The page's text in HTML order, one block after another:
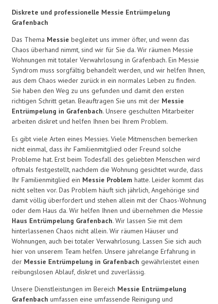
Diskrete und professionelle Messie Entrümpelung
Grafenbach
Das Thema Messie begleitet uns immer öfter, und wenn das
Chaos überhand nimmt, sind wir für Sie da. Wir räumen Messie
Wohnungen mit totaler Verwahrlosung in Grafenbach. Ein Messie
Syndrom muss sorgfältig behandelt werden, und wir helfen Ihnen,
aus dem Chaos wieder zurück in ein normales Leben zu finden.
Sie haben den Weg zu uns gefunden und damit den ersten
richtigen Schritt getan. Beauftragen Sie uns mit der Messie
Entrümpelung in Grafenbach. Unsere geschulten Mitarbeiter
arbeiten diskret und helfen Ihnen bei Ihrem Problem.
Es gibt viele Arten eines Messies. Viele Mitmenschen bemerken
nicht einmal, dass ihr Familienmitglied oder Freund solche
Probleme hat. Erst beim Todesfall des geliebten Menschen wird
oftmals festgestellt, nachdem die Wohnung gesichtet wurde, dass
Ihr Familienmitglied ein Messie Problem hatte. Leider kommt das
nicht selten vor. Das Problem häuft sich jährlich, Angehörige sind
damit völlig überfordert und stehen allein mit der Chaos-Wohnung
oder dem Haus da. Wir helfen Ihnen und übernehmen die Messie
Haus Entrümpelung Grafenbach. Wir lassen Sie mit dem
hinterlassenen Chaos nicht allein. Wir räumen Häuser und
Wohnungen, auch bei totaler Verwahrlosung. Lassen Sie sich auch
hier von unserem Team helfen. Unsere jahrelange Erfahrung in
der Messie Entrümpelung in Grafenbach gewährleistet einen
reibungslosen Ablauf, diskret und zuverlässig.
Unsere Dienstleistungen im Bereich Messie Entrümpelung
Grafenbach umfassen eine umfassende Reinigung und